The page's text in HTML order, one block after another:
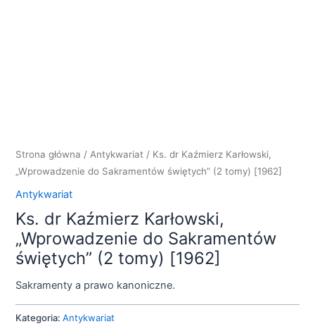
Strona główna / Antykwariat / Ks. dr Kaźmierz Karłowski,
„Wprowadzenie do Sakramentów świętych” (2 tomy) [1962]
Antykwariat
Ks. dr Kaźmierz Karłowski,
„Wprowadzenie do Sakramentów
świętych” (2 tomy) [1962]
Sakramenty a prawo kanoniczne.
Kategoria:Antykwariat